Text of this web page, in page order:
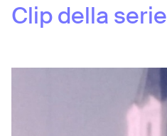
Clip della serie